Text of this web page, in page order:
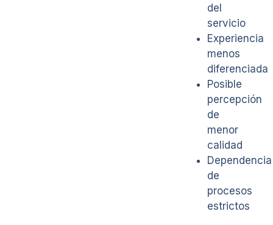
del
servicio
Experiencia
menos
diferenciada
Posible
percepción
de
menor
calidad
Dependencia
de
procesos
estrictos